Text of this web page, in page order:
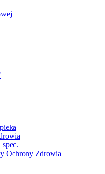
Ochrony Zdrowia